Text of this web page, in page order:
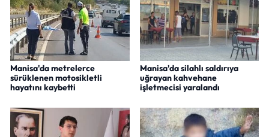
Manisa'da metrelerce
sürüklenen motosikletli
hayatını kaybetti
Manisa'da silahlı saldırıya
uğrayan kahvehane
işletmecisi yaralandı